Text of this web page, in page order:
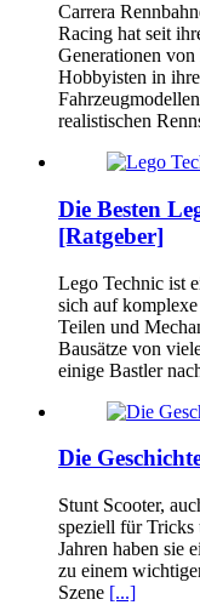
Carrera
Racing hat seit
Generationen
Hobbyisten in
realistischen
Die Besten
[Ratgeber]
Lego Technic ist
sich auf
Teilen und
Bausätze von
einige Bastler
Die
Stunt Scooter,
speziell für Tricks
Jahren haben sie
zu einem
Szene [...]